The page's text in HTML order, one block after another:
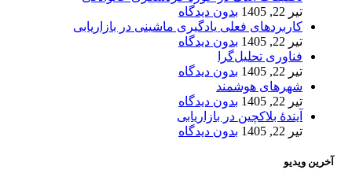
تیر 22, 1405
بدون دیدگاه
کاربردهای فعلی یادگیری ماشینی در بازاریابی
تیر 22, 1405
بدون دیدگاه
فناوری تحلیل‌گرا
تیر 22, 1405
بدون دیدگاه
شهرهای هوشمند
تیر 22, 1405
بدون دیدگاه
آیندۀ بلاکچین در بازاریابی
تیر 22, 1405
بدون دیدگاه
آخرین ویدیو